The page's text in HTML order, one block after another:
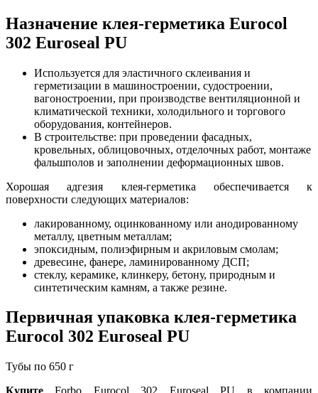
Назначение клея-герметика Eurocol
302 Euroseal PU
Используется для эластичного склеивания и
герметизации в машиностроении, судостроении,
вагоностроении, при производстве вентиляционной и
климатической техники, холодильного и торгового
оборудования, контейнеров.
В строительстве: при проведении фасадных,
кровельных, облицовочных, отделочных работ, монтаже
фальшполов и заполнении деформационных швов.
Хорошая адгезия клея-герметика обеспечивается к
поверхности следующих материалов:
лакированному, оцинкованному или анодированному
металлу, цветным металлам;
эпоксидным, полиэфирным и акриловым смолам;
древесине, фанере, ламинированному ДСП;
стеклу, керамике, клинкеру, бетону, природным и
синтетическим камням, а также резине.
Первичная упаковка клея-герметика
Eurocol 302 Euroseal PU
Тубы по 650 г